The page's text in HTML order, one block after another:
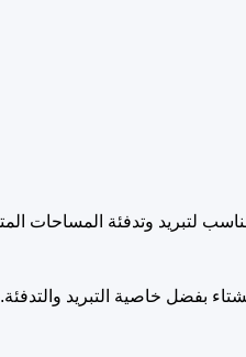
بفضل خاصية التبريد والتدفئة.